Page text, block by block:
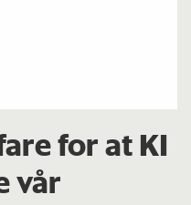
for at KI
vår